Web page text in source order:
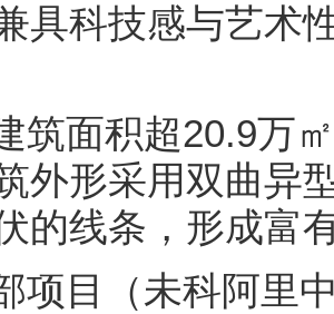
具科技感与艺术
筑面积超20.9万
外形采用双曲异
的线条，形成富
项目（未科阿里